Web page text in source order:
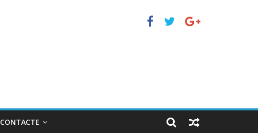
CONTACTE